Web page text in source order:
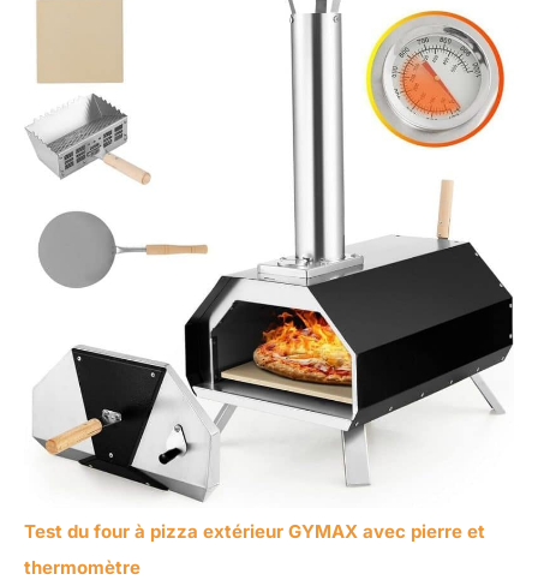
Test du four à pizza extérieur GYMAX avec pierre et
thermomètre